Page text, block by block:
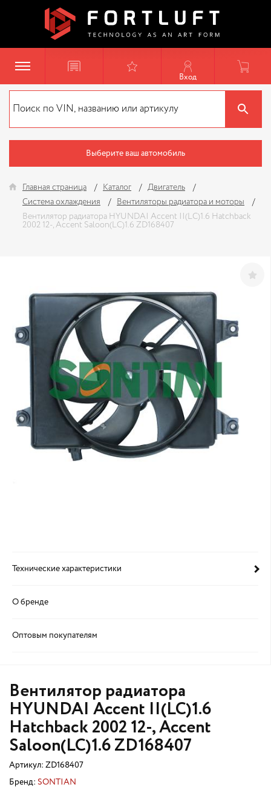
Вход
Выберите ваш автомобиль
Главная страница Каталог
Двигатель
Система охлаждения
Вентиляторы радиатора и моторы
Вентилятор радиатора HYUNDAI Accent II(LC)1.6 Hatchback
2002 12-, Accent Saloon(LC)1.6 ZD168407
Технические характеристики
О бренде
Оптовым покупателям
Вентилятор радиатора
HYUNDAI Accent II(LC)1.6
Hatchback 2002 12-, Accent
Saloon(LC)1.6 ZD168407
Артикул: ZD168407
Бренд: SONTIAN